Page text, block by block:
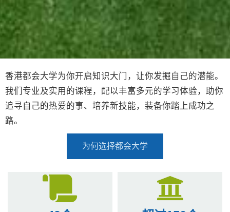
香港都会大学为你开启知识大门，让你发掘自己的潜能。
我们专业及实用的课程，配以丰富多元的学习体验，助你
追寻自己的热爱的事、培养新技能，装备你踏上成功之
路。
为何选择都会大学